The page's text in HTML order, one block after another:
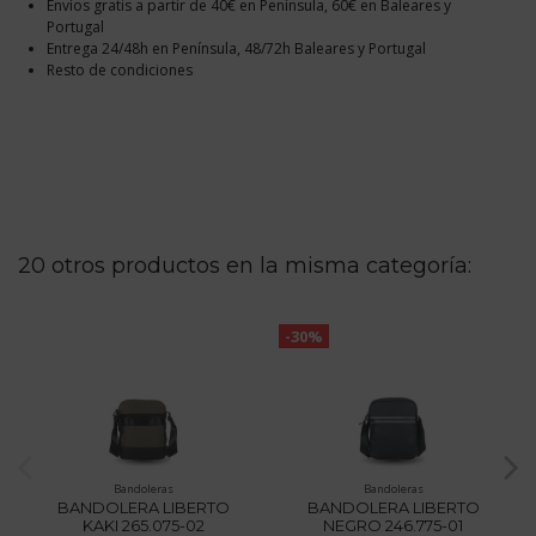
Envíos gratis a partir de 40€ en Península, 60€ en Baleares y
Portugal
Entrega 24/48h en Península, 48/72h Baleares y Portugal
Resto de condiciones
20 otros productos en la misma categoría:
Bandoleras
BANDOLERA LIBERTO
KAKI 265.075-02
-30%
Bandoleras
BANDOLERA LIBERTO
NEGRO 246.775-01